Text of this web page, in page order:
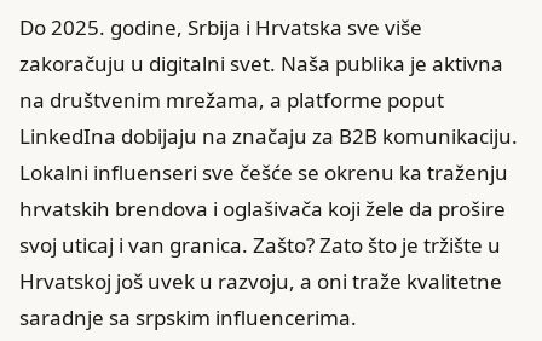
Do 2025. godine, Srbija i Hrvatska sve više
zakoračuju u digitalni svet. Naša publika je aktivna
na društvenim mrežama, a platforme poput
LinkedIna dobijaju na značaju za B2B komunikaciju.
Lokalni influenseri sve češće se okrenu ka traženju
hrvatskih brendova i oglašivača koji žele da prošire
svoj uticaj i van granica. Zašto? Zato što je tržište u
Hrvatskoj još uvek u razvoju, a oni traže kvalitetne
saradnje sa srpskim influencerima.